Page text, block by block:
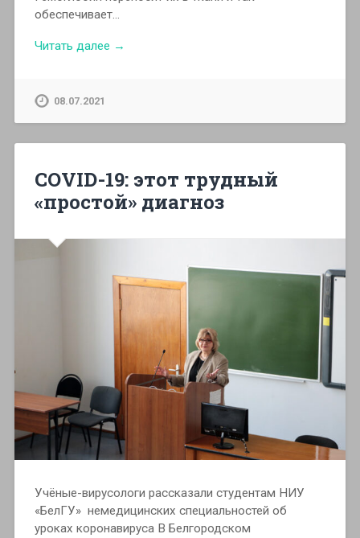
обеспечивает…
Читать далее →
08.07.2021
COVID-19: этот трудный
«простой» диагноз
Учёные-вирусологи рассказали студентам НИУ
«БелГУ» немедицинских специальностей об
уроках коронавируса В Белгородском